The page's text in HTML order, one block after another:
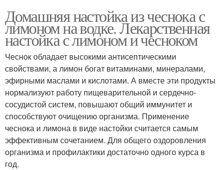
Домашняя настойка из чеснока с
лимоном на водке. Лекарственная
настойка с лимоном и чесноком
Чеснок обладает высокими антисептическими
свойствами, а лимон богат витаминами, минералами,
эфирными маслами и кислотами. А вместе эти продукты
нормализуют работу пищеварительной и сердечно-
сосудистой систем, повышают общий иммунитет и
способствуют очищению организма. Применение
чеснока и лимона в виде настойки считается самым
эффективным сочетанием. Для общего оздоровления
организма и профилактики достаточно одного курса в
год.